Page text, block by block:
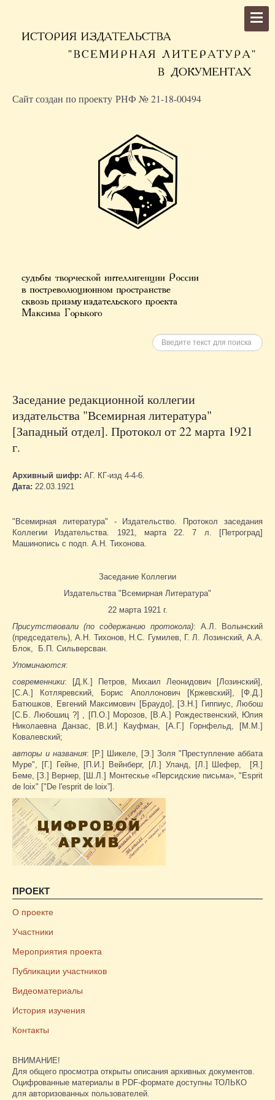
Сайт создан по проекту РНФ № 21-18-00494
Искать
Заседание редакционной коллегии
издательства "Всемирная литература"
[Западный отдел]. Протокол от 22 марта 1921
г.
Архивный шифр: АГ. КГ-изд 4-4-6.
Дата: 22.03.1921
"Всемирная литература" - Издательство. Протокол заседания
Коллегии Издательства. 1921, марта 22. 7 л. [Петроград]
Машинопись с подп. А.Н. Тихонова.
Заседание Коллегии
Издательства "Всемирная Литература"
22 марта 1921 г.
Присутствовали (по содержанию протокола): А.Л. Волынский
(председатель), А.Н. Тихонов, Н.С. Гумилев, Г. Л. Лозинский, А.А.
Блок, Б.П. Сильверсван.
Упоминаются:
современники: [Д.К.] Петров, Михаил Леонидович [Лозинский],
[С.А.] Котляревский, Борис Аполлонович [Кржевский], [Ф.Д.]
Батюшков, Евгений Максимович [Браудо], [З.Н.] Гиппиус, Любош
[С.Б. Любошиц ?] , [П.О.] Морозов, [В.А.] Рождественский, Юлия
Николаевна Данзас, [В.И.] Кауфман, [А.Г.] Горнфельд, [М.М.]
Ковалевский;
авторы и названия: [Р.] Шикеле, [Э.] Золя "Преступление аббата
Муре", [Г.] Гейне, [П.И.] Вейнберг, [Л.] Уланд, [Л.] Шефер, [Я.]
Беме, [З.] Вернер, [Ш.Л.] Монтескье «Персидские письма», "Esprit
de loix" ["De l'esprit de loix”].
ПРОЕКТ
О проекте
Участники
Мероприятия проекта
Публикации участников
Видеоматериалы
История изучения
Контакты
ВНИМАНИЕ!
Для общего просмотра открыты описания архивных документов.
Оцифрованные материалы в PDF-формате доступны ТОЛЬКО
для авторизованных пользователей.